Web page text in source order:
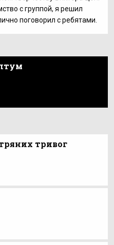
с группой, я решил
поговорил с ребятами.
тривог